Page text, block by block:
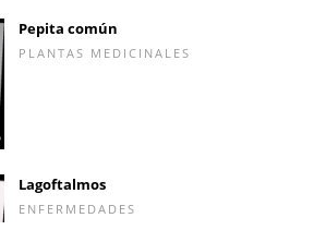
Pepita común
PLANTAS MEDICINALES
Lagoftalmos
ENFERMEDADES